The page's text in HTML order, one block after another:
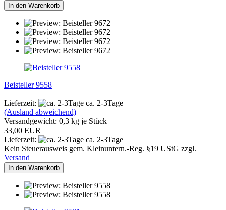
In den Warenkorb
Beisteller 9558
Lieferzeit:
ca. 2-3Tage
(Ausland abweichend)
Versandgewicht: 0,3 kg je Stück
33,00 EUR
Lieferzeit:
ca. 2-3Tage
Kein Steuerausweis gem. Kleinuntern.-Reg. §19 UStG zzgl.
Versand
In den Warenkorb